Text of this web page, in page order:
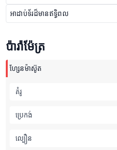
អាដាប់ទ័រដ៏មានឥទ្ធិពល
ប៉ារ៉ាម៉ែត្រ
ហ្សែនម៉ាស៊ូត
គំរូ
ប្រេកង់
ល្បឿន